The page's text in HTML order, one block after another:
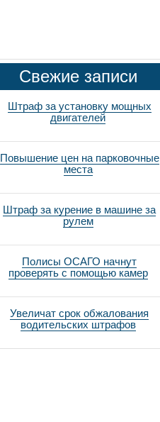
Свежие записи
Штраф за установку мощных
двигателей
Повышение цен на парковочные
места
Штраф за курение в машине за
рулем
Полисы ОСАГО начнут
проверять с помощью камер
Увеличат срок обжалования
водительских штрафов